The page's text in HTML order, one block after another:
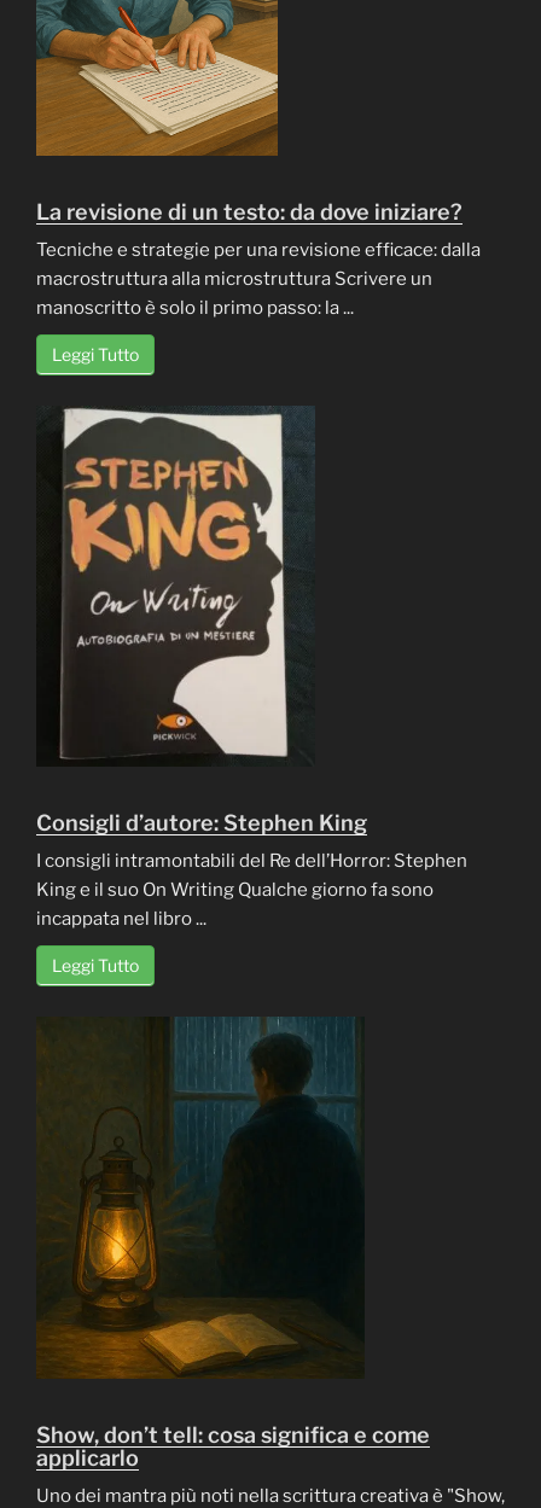
La revisione di un testo: da dove iniziare?
Tecniche e strategie per una revisione efficace: dalla
macrostruttura alla microstruttura Scrivere un
manoscritto è solo il primo passo: la ...
Leggi Tutto
Consigli d’autore: Stephen King
I consigli intramontabili del Re dell’Horror: Stephen
King e il suo On Writing Qualche giorno fa sono
incappata nel libro ...
Leggi Tutto
Show, don’t tell: cosa significa e come
applicarlo
Uno dei mantra più noti nella scrittura creativa è "Show,